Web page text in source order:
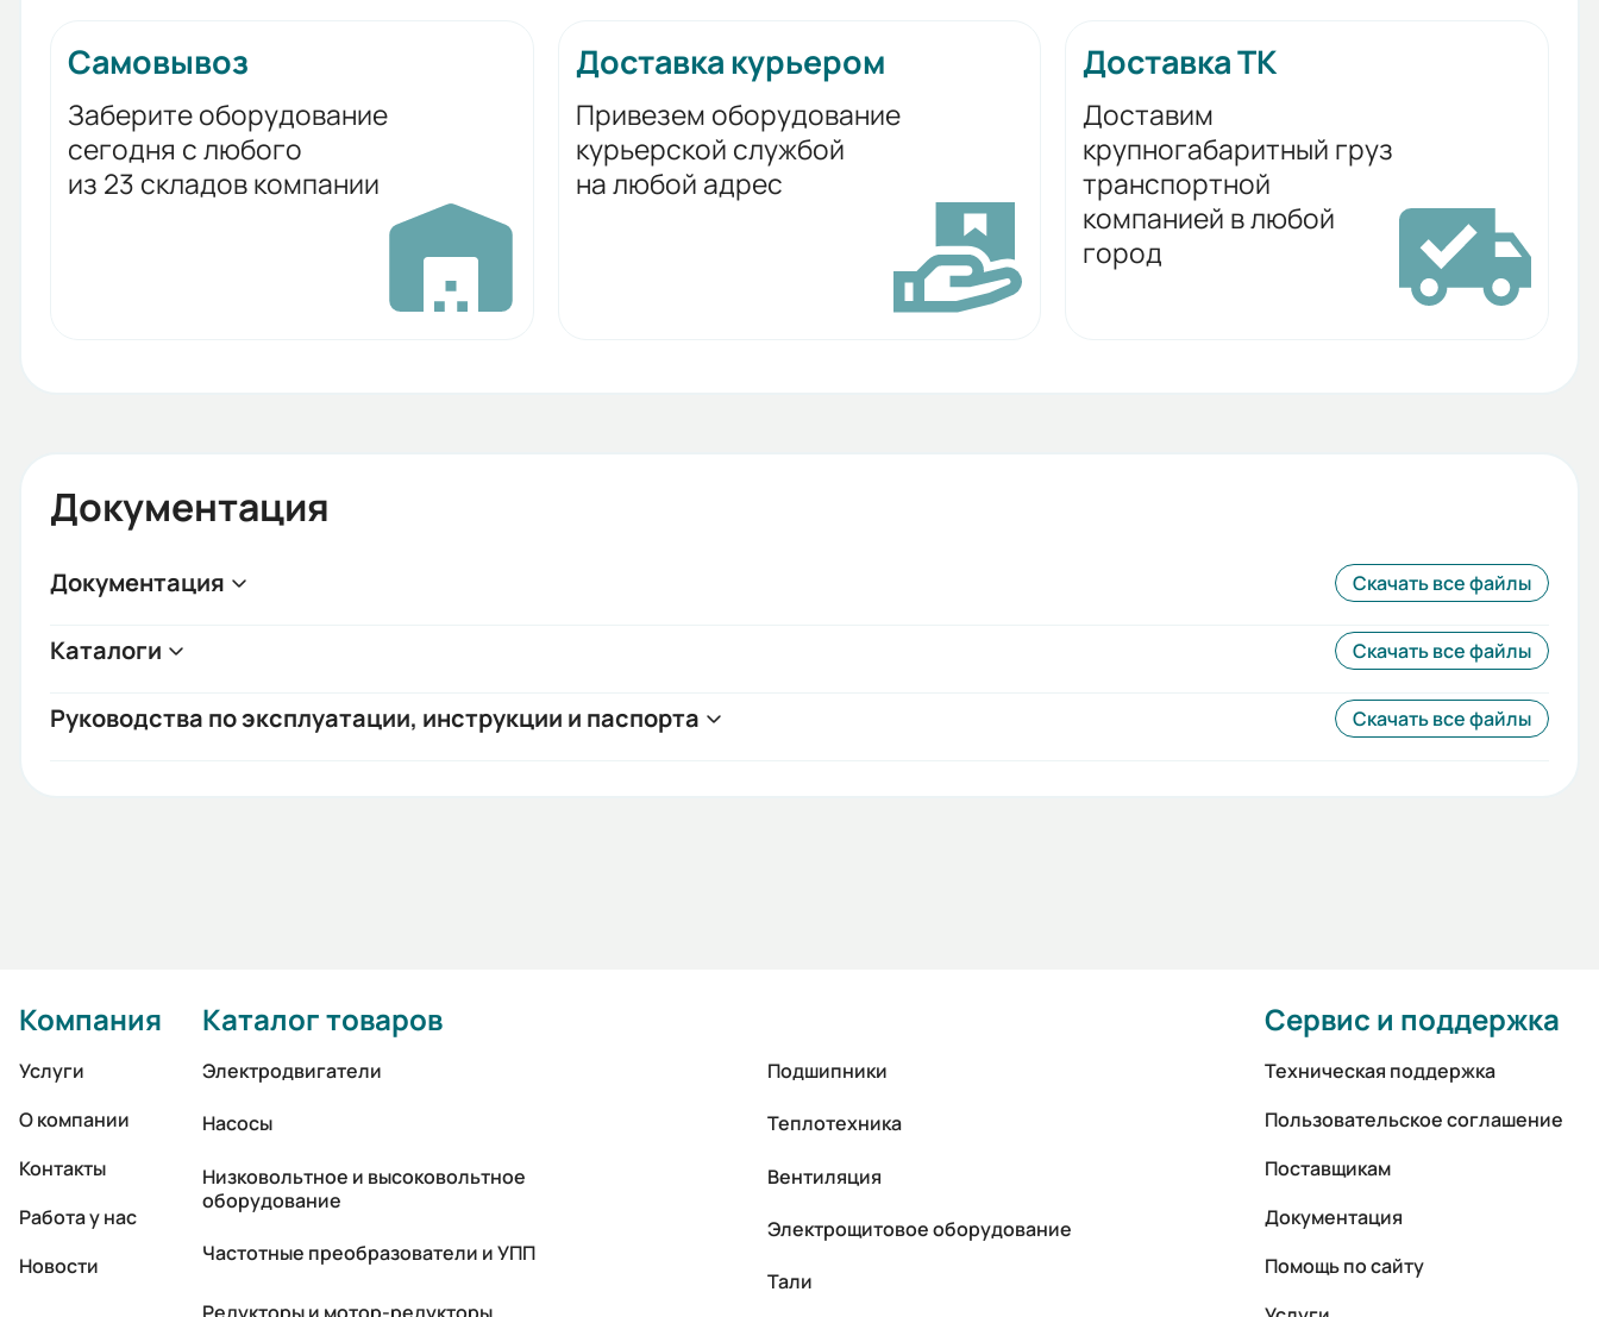
Самовывоз
Заберите оборудование
сегодня с любого
из 23 складов компании
Доставка курьером
Привезем оборудование
курьерской службой
на любой адрес
Доставка ТК
Доставим
крупногабаритный груз
транспортной
компанией в любой
город
Документация
Документация Скачать все файлы
Каталоги Скачать все файлы
Руководства по эксплуатации, инструкции и паспорта Скачать все файлы
Компания
Услуги
О компании
Контакты
Работа у нас
Новости
Каталог товаров
Электродвигатели
Насосы
Низковольтное и высоковольтное
оборудование
Частотные преобразователи и УПП
Подшипники
Теплотехника
Вентиляция
Электрощитовое оборудование
Тали
Сервис и поддержка
Техническая поддержка
Пользовательское соглашение
Поставщикам
Документация
Помощь по сайту